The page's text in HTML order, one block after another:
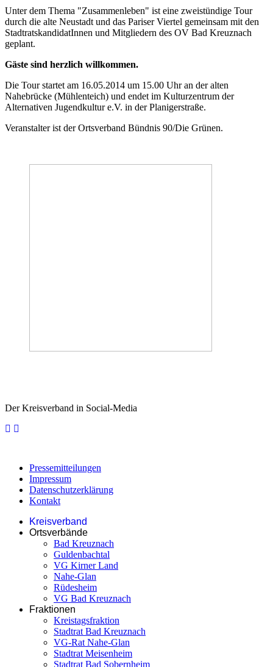
Unter dem Thema "Zusammenleben" ist eine zweistündige Tour
durch die alte Neustadt und das Pariser Viertel gemeinsam mit den
StadtratskandidatInnen und Mitgliedern des OV Bad Kreuznach
geplant.
Gäste sind herzlich willkommen.
Die Tour startet am 16.05.2014 um 15.00 Uhr an der alten
Nahebrücke (Mühlenteich) und endet im Kulturzentrum der
Alternativen Jugendkultur e.V. in der Planigerstraße.
Veranstalter ist der Ortsverband Bündnis 90/Die Grünen.
Der Kreisverband in Social-Media
Pressemitteilungen
Impressum
Datenschutzerklärung
Kontakt
Kreisverband
Ortsverbände
Bad Kreuznach
Guldenbachtal
VG Kirner Land
Nahe-Glan
Rüdesheim
VG Bad Kreuznach
Fraktionen
Kreistagsfraktion
Stadtrat Bad Kreuznach
VG-Rat Nahe-Glan
Stadtrat Meisenheim
Stadtrat Bad Sobernheim